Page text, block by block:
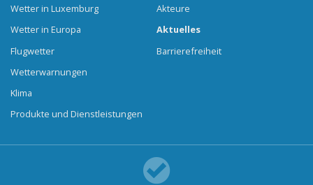
Wetter in Luxemburg
Wetter in Europa
Flugwetter
Wetterwarnungen
Klima
Produkte und Dienstleistungen
Akteure
Aktuelles
Barrierefreiheit